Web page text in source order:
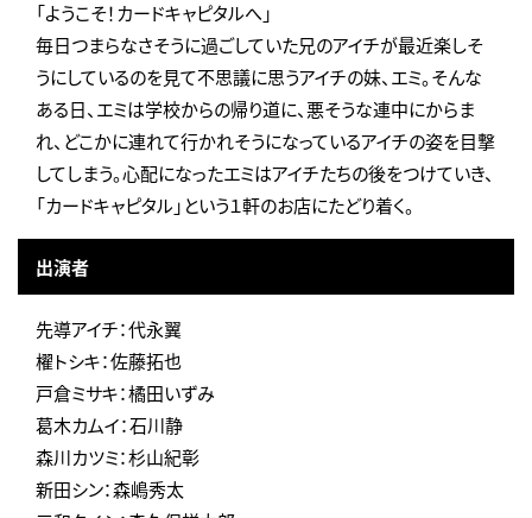
「ようこそ！カードキャピタルへ」
毎日つまらなさそうに過ごしていた兄のアイチが最近楽しそ
うにしているのを見て不思議に思うアイチの妹、エミ。そんな
ある日、エミは学校からの帰り道に、悪そうな連中にからま
れ、どこかに連れて行かれそうになっているアイチの姿を目撃
してしまう。心配になったエミはアイチたちの後をつけていき、
「カードキャピタル」という１軒のお店にたどり着く。
出演者
先導アイチ：代永翼
櫂トシキ：佐藤拓也
戸倉ミサキ：橘田いずみ
葛木カムイ：石川静
森川カツミ：杉山紀彰
新田シン：森嶋秀太